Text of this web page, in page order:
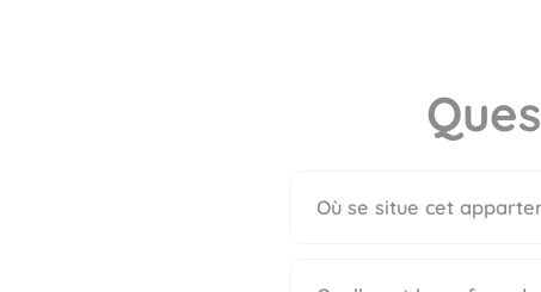
Où se situe cet